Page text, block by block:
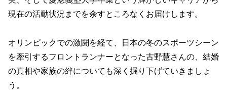
現在の活動状況までを余すところなくお届けします。
オリンピックでの激闘を経て、日本の冬のスポーツシーン
を牽引するフロントランナーとなった古野慧さんの、結婚
の真相や家族の絆についても深く掘り下げていきましょ
う。